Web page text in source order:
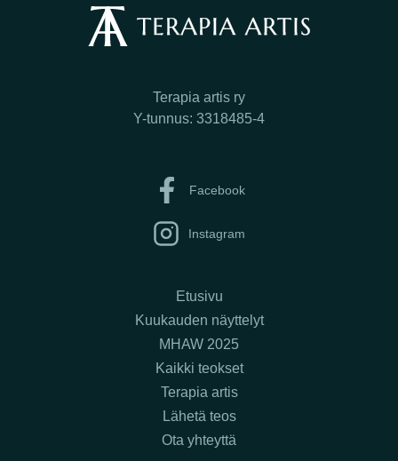
Terapia artis ry
Y-tunnus: 3318485-4
Facebook
Instagram
Etusivu
Kuukauden näyttelyt
MHAW 2025
Kaikki teokset
Terapia artis
Lähetä teos
Ota yhteyttä